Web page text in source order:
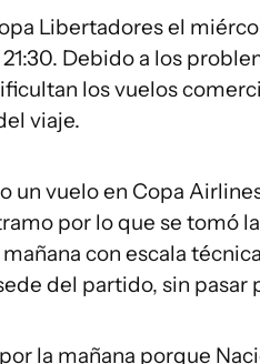
Libertadores el
Debido a los
los vuelos
viaje.
un vuelo en Copa
por lo que se tomó
con escala
del partido, sin pasar
la mañana porque